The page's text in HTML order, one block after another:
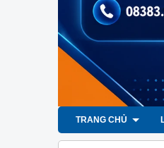
TRANG CHỦ